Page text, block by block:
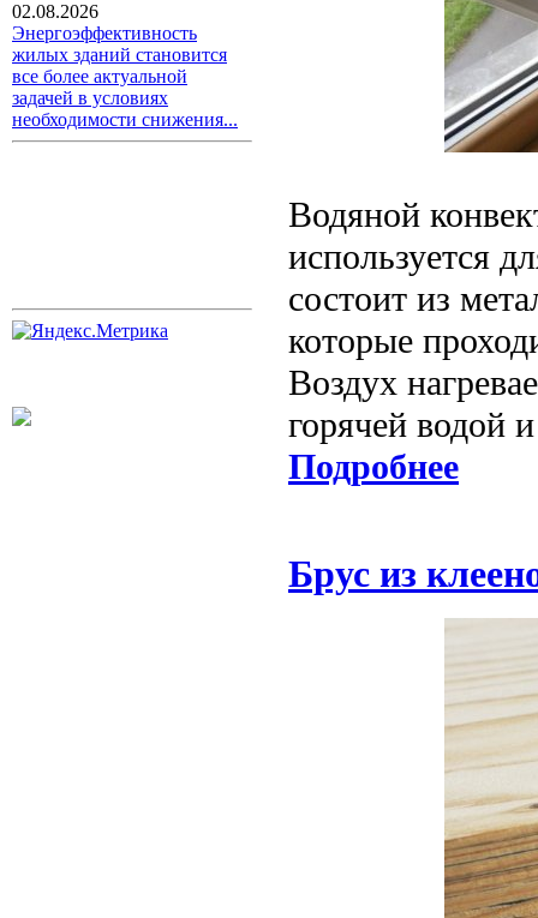
02.08.2026
Энергоэффективность
жилых зданий становится
все более актуальной
задачей в условиях
необходимости снижения...
Водяной
используется
состоит из
которые
Воздух
горячей водой
Подробнее
Брус из